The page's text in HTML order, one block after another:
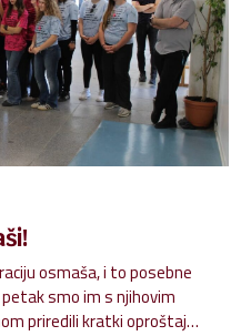
osmaša, i to posebne
smo im s njihovim
priredili kratki oproštajni